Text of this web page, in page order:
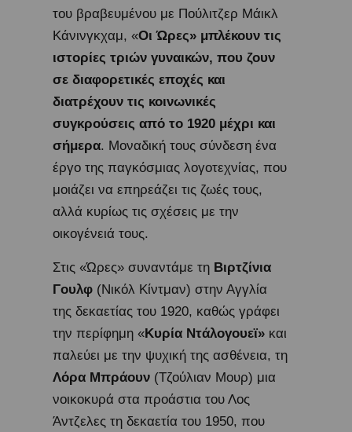
του βραβευμένου με Πούλιτζερ Μάικλ
Κάνινγκχαμ, «Οι Ώρες» μπλέκουν τις
ιστορίες τριών γυναικών, που ζουν
σε διαφορετικές εποχές και
διατρέχουν τις κοινωνικές
συγκρούσεις από το 1920 μέχρι και
σήμερα. Μοναδική τους σύνδεση ένα
έργο της παγκόσμιας λογοτεχνίας, που
μοιάζει να επηρεάζει τις ζωές τους,
αλλά κυρίως τις σχέσεις με την
οικογένειά τους.
Στις «Ώρες» συναντάμε τη Βιρτζίνια
Γουλφ(Νικόλ Κίντμαν) στην Αγγλία
της δεκαετίας του 1920, καθώς γράφει
την περίφημη «Κυρία Ντάλογουεϊ» και
παλεύει με την ψυχική της ασθένεια, τη
Λόρα Μπράουν(Τζούλιαν Μουρ) μια
νοικοκυρά στα προάστια του Λος
Άντζελες τη δεκαετία του 1950, που